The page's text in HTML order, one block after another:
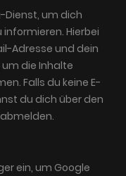
Dienst, um dich
Hierbei
Adresse und dein
die Inhalte
Falls du keine E-
du dich über den
ein, um Google